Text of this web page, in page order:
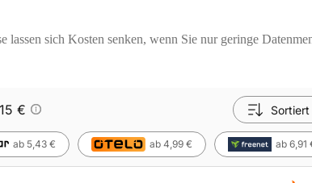
sich Kosten senken, wenn Sie nur geringe